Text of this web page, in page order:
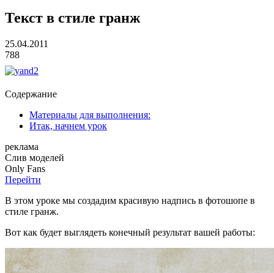
Текст в стиле гранж
25.04.2011
788
Содержание
Материалы для выполнения:
Итак, начнем урок
реклама
Слив моделей
Only Fans
Перейти
В этом уроке мы создадим красивую надпись в фотошопе в
стиле гранж.
Вот как будет выглядеть конечный результат вашей работы: